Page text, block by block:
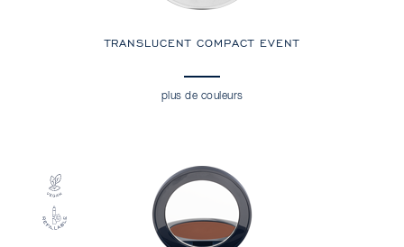
TRANSLUCENT COMPACT EVENT
plus de couleurs